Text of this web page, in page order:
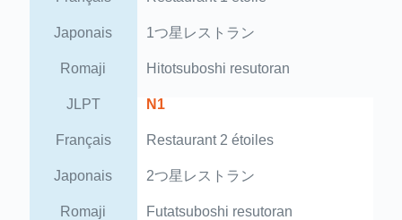
Japonais 1つ星レストラン
Romaji Hitotsuboshi resutoran
JLPT N1
Français Restaurant 2 étoiles
Japonais 2つ星レストラン
Romaji Futatsuboshi resutoran